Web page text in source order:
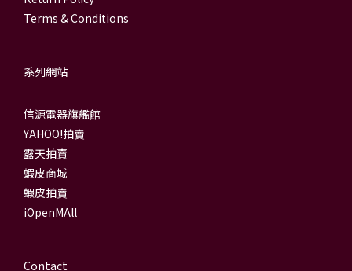
Terms & Conditions
系列網站
信源電器旗艦館
YAHOO!拍賣
露天拍賣
蝦皮商城
蝦皮拍賣
iOpenMAll
Contact